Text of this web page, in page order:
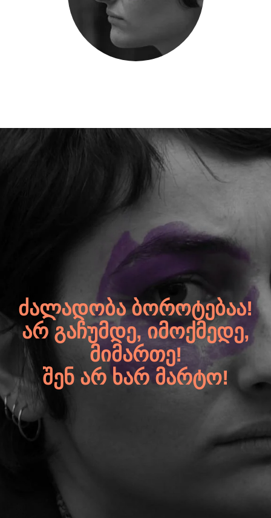
ᲫᲐᲚᲐᲓᲝᲑᲐ ᲑᲝᲠᲝᲢᲔᲑᲐᲐ!
ᲐᲠ ᲒᲐᲩᲣᲛᲓᲔ, ᲘᲛᲝᲥᲛᲔᲓᲔ,
ᲛᲘᲛᲐᲠᲗᲔ!
ᲨᲔᲜ ᲐᲠ ᲮᲐᲠ ᲛᲐᲠᲢᲝ!